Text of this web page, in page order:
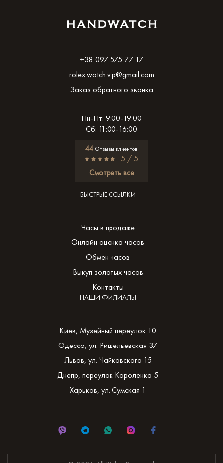
+38 097 575 77 17
rolex.watch.vip@gmail.com
Заказ обратного звонка
Пн-Пт: 9:00-19:00
Сб: 11:00-16:00
44 Отзывы клиентов
5 / 5
Смотреть все
БЫСТРЫЕ ССЫЛКИ
Часы в продаже
Онлайн оценка часов
Обмен часов
Выкуп золотых часов
Контакты
НАШИ ФИЛИАЛЫ
Киев, Музейный переулок 10
Одесса, ул. Ришельевская 37
Львов, ул. Чайковского 15
Днепр, переулок Короленка 5
Харьков, ул. Сумская 1